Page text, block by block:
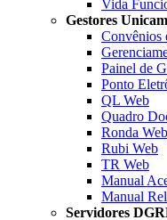
Vida
Gestores
Convênios
Painel de
Ponto
QL Web
Quadro
Ronda Web
Rubi Web
TR Web
Manual
Manual
Servidores